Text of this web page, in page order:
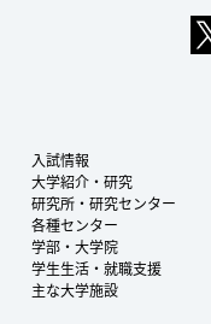
入試情報
大学紹介・研究
研究所・研究センター
各種センター
学部・大学院
学生生活・就職支援
主な大学施設